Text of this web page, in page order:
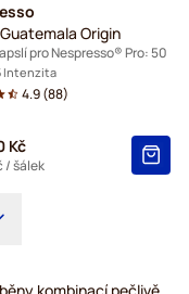
Origin
pro Nespresso® Pro: 50
Intenzita
4.9(88)
Kč
/ šálek